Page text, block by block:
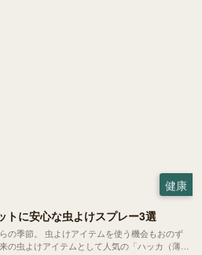
健康
トに安心な虫よけスプレー3選
う機会もおのず
の虫よけアイテムとして人気の「ハッカ（薄